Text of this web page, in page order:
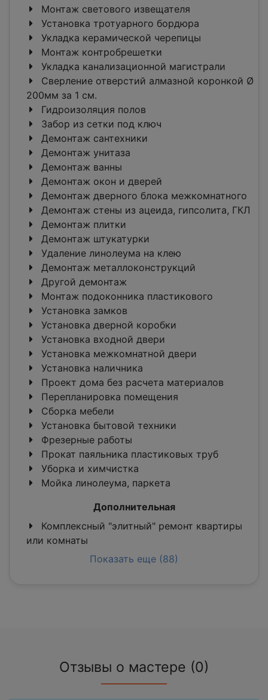
Монтаж светового извещателя
Установка тротуарного бордюра
Укладка керамической черепицы
Монтаж контробрешетки
Укладка канализационной магистрали
Сверление отверстий алмазной коронкой Ø
200мм за 1 см.
Гидроизоляция полов
Забор из сетки под ключ
Демонтаж сантехники
Демонтаж унитаза
Демонтаж ванны
Демонтаж окон и дверей
Демонтаж дверного блока межкомнатного
Демонтаж стены из ацеида, гипсолита, ГКЛ
Демонтаж плитки
Демонтаж штукатурки
Удаление линолеума на клею
Демонтаж металлоконструкций
Другой демонтаж
Монтаж подоконника пластикового
Установка замков
Установка дверной коробки
Установка входной двери
Установка межкомнатной двери
Установка наличника
Проект дома без расчета материалов
Перепланировка помещения
Сборка мебели
Установка бытовой техники
Фрезерные работы
Прокат паяльника пластиковых труб
Уборка и химчистка
Мойка линолеума, паркета
Дополнительная
Комплексный "элитный" ремонт квартиры
или комнаты
Показать еще (88)
Отзывы о мастере (0)